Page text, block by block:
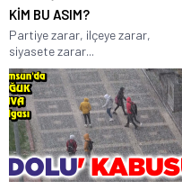
KİM BU ASIM?
Partiye zarar, ilçeye zarar,
siyasete zarar...